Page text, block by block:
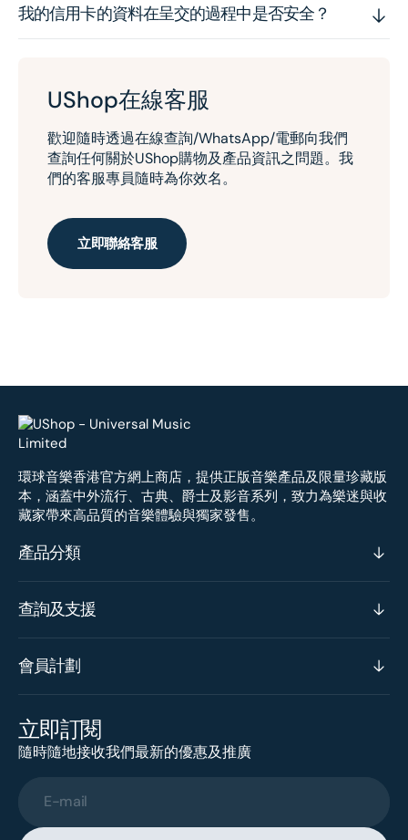
我的信用卡的資料在呈交的過程中是否安全？
UShop在線客服
歡迎隨時透過在線查詢/WhatsApp/電郵向我們
查詢任何關於UShop購物及產品資訊之問題。我
們的客服專員隨時為你效名。
立即聯絡客服
環球音樂香港官方網上商店，提供正版音樂產品及限量珍藏版
本，涵蓋中外流行、古典、爵士及影音系列，致力為樂迷與收
藏家帶來高品質的音樂體驗與獨家發售。
產品分類
查詢及支援
會員計劃
立即訂閱
隨時隨地接收我們最新的優惠及推廣
E-mail